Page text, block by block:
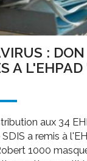
:
A
aux 34
a remis à
1000